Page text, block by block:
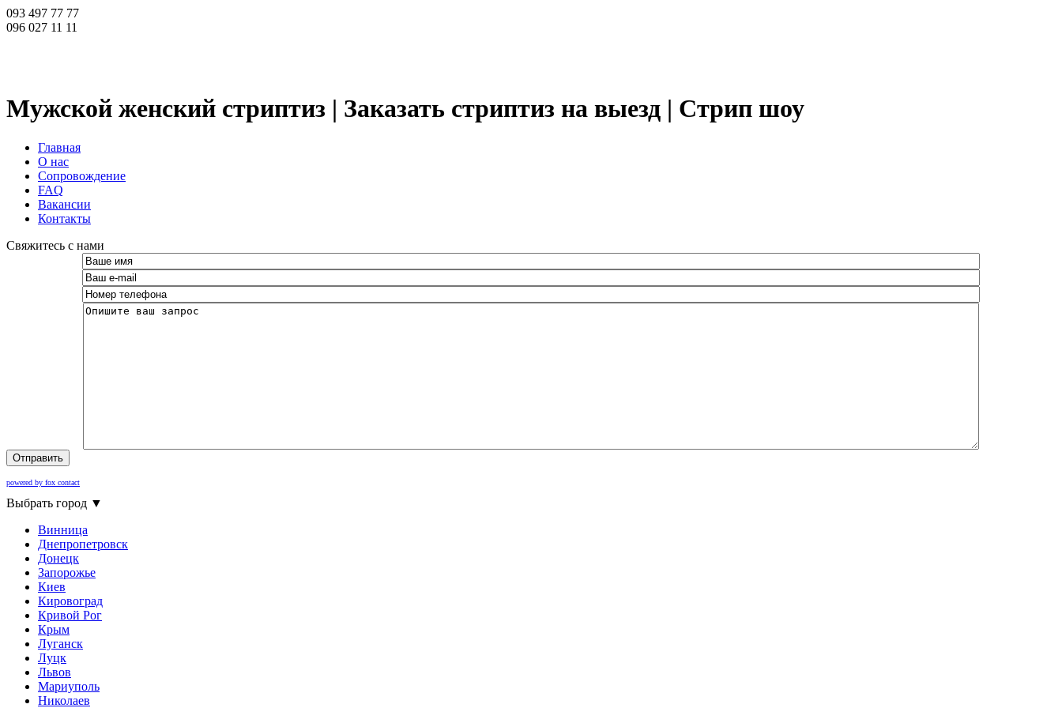
093 497 77 77
096 027 11 11
Мужской женский стриптиз | Заказать стриптиз на выезд | Стрип шоу
Главная
О нас
Сопровождение
FAQ
Вакансии
Контакты
­Свяжитесь с нами
Отправить
powered by fox contact
Выбрать город ▼
Винница
Днепропетровск
Донецк
Запорожье
Киев
Кировоград
Кривой Рог
Крым
Луганск
Луцк
Львов
Мариуполь
Николаев